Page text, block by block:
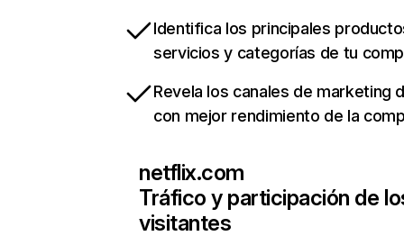
Identifica los principales
servicios y categorías de tu
Revela los canales de marketing
con mejor rendimiento de la
netflix.com
Tráfico y participación de
visitantes